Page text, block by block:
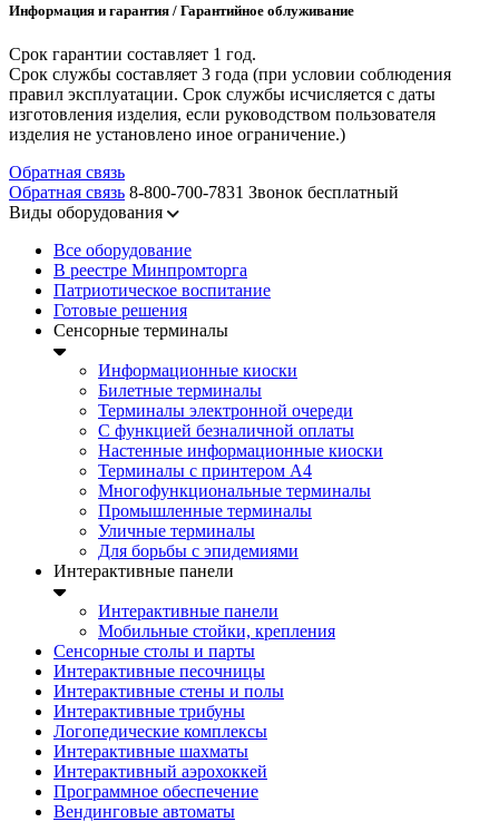
Информация и гарантия / Гарантийное облуживание
Срок гарантии составляет 1 год.
Срок службы составляет 3 года (при условии соблюдения
правил эксплуатации. Срок службы исчисляется с даты
изготовления изделия, если руководством пользователя
изделия не установлено иное ограничение.)
Обратная связь
Обратная связь 8-800-700-7831 Звонок бесплатный
Виды оборудования
Все оборудование
В реестре Минпромторга
Патриотическое воспитание
Готовые решения
Сенсорные терминалы
Информационные киоски
Билетные терминалы
Терминалы электронной очереди
C функцией безналичной оплаты
Настенные информационные киоски
Терминалы с принтером А4
Многофункциональные терминалы
Промышленные терминалы
Уличные терминалы
Для борьбы с эпидемиями
Интерактивные панели
Интерактивные панели
Мобильные стойки, крепления
Сенсорные столы и парты
Интерактивные песочницы
Интерактивные стены и полы
Интерактивные трибуны
Логопедические комплексы
Интерактивные шахматы
Интерактивный аэрохоккей
Программное обеспечение
Вендинговые автоматы